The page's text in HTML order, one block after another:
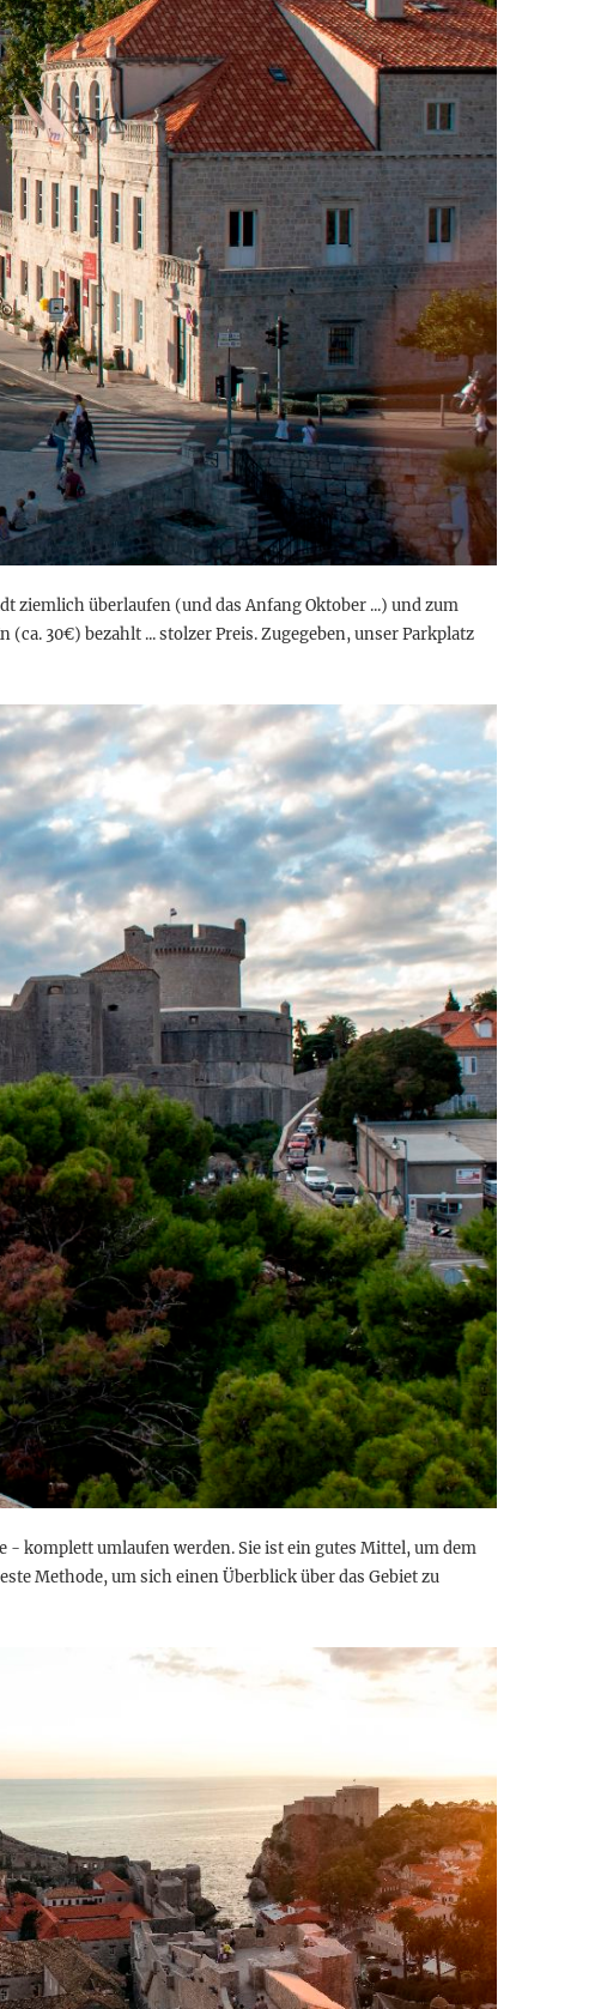
ziemlich überlaufen (und das Anfang Oktober ...) und zum
30€) bezahlt ... stolzer Preis. Zugegeben, unser Parkplatz
komplett umlaufen werden. Sie ist ein gutes Mittel, um dem
Methode, um sich einen Überblick über das Gebiet zu